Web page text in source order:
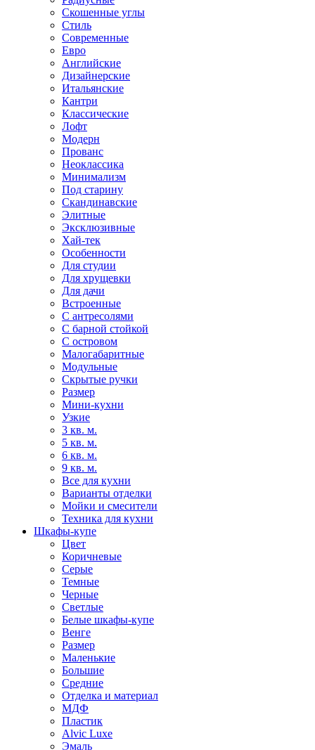
Скошенные углы
Стиль
Современные
Евро
Английские
Дизайнерские
Итальянские
Кантри
Классические
Лофт
Модерн
Прованс
Неоклассика
Минимализм
Под старину
Скандинавские
Элитные
Эксклюзивные
Хай-тек
Особенности
Для студии
Для хрущевки
Для дачи
Встроенные
С антресолями
С барной стойкой
С островом
Малогабаритные
Модульные
Скрытые ручки
Размер
Мини-кухни
Узкие
3 кв. м.
5 кв. м.
6 кв. м.
9 кв. м.
Все для кухни
Варианты отделки
Мойки и смесители
Техника для кухни
Шкафы-купе
Цвет
Коричневые
Серые
Темные
Черные
Светлые
Белые шкафы-купе
Венге
Размер
Маленькие
Большие
Средние
Отделка и материал
МДФ
Пластик
Alvic Luxe
Эмаль